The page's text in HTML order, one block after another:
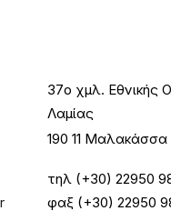
37ο χμλ. Εθνικής
Λαμίας
190 11 Μαλακάσσα
τηλ (+30) 22950
φαξ (+30) 22950